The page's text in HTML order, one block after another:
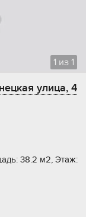
1 из 1
улица, 4
38.2 м2, Этаж: